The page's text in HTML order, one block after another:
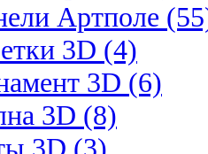
Артполе
3D (4)
3D (6)
3D (8)